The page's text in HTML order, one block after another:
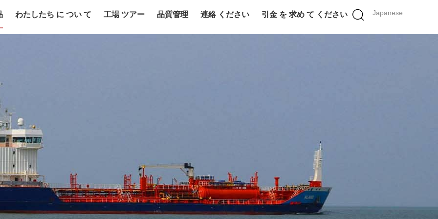
Japanese
わたしたち に つい て 工場 ツアー 品質管理 連絡 ください 引金 を 求め て ください